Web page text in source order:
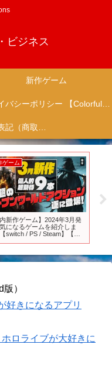
ビジネス
新作ゲーム
プライバシーポリシー 【Colorful Creation】
特定商取引法に基づく表記（商取引に関する開示）
ゲーム
内新作ゲーム】2024年3月発
になるゲームを紹介しま
switch / PS / Steam】【ゆ
）
きになるアプリ
ロライブが大好きに